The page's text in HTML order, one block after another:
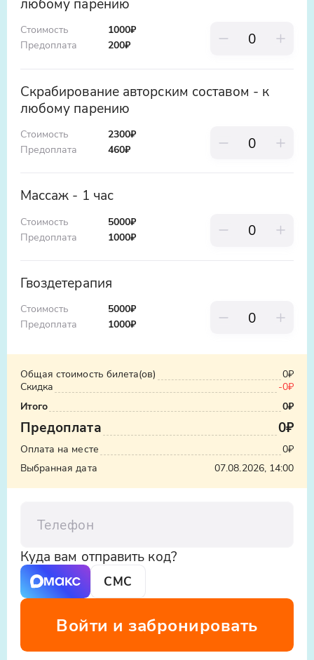
Стоимость
Предоплата
1000₽
200₽
Скрабирование авторским составом - к
любому парению
Стоимость
Предоплата
2300₽
460₽
Массаж - 1 час
Стоимость
Предоплата
5000₽
1000₽
Гвоздетерапия
Стоимость
Предоплата
5000₽
1000₽
Общая стоимость билета(ов)
0₽
Скидка
-0₽
Итого
0₽
Предоплата 0₽
Оплата на месте
0₽
Выбранная дата
07.08.2026, 14:00
Куда вам отправить код?
СМС
Войти и забронировать